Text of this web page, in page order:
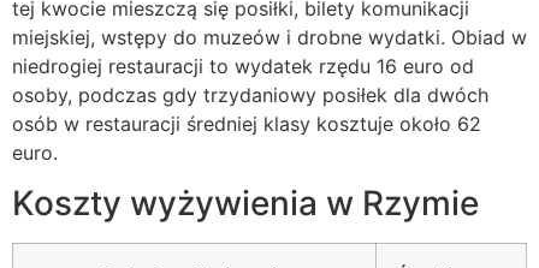
tej kwocie mieszczą się posiłki, bilety komunikacji
miejskiej, wstępy do muzeów i drobne wydatki. Obiad w
niedrogiej restauracji to wydatek rzędu 16 euro od
osoby, podczas gdy trzydaniowy posiłek dla dwóch
osób w restauracji średniej klasy kosztuje około 62
euro.
Koszty wyżywienia w Rzymie